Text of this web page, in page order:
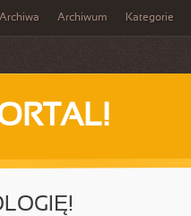
Archiwa Archiwum Kategorie